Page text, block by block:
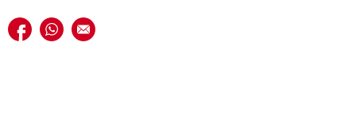
Udostępnij na facebook
Udostępnij na whatsapp
E-mail do przyjaciela